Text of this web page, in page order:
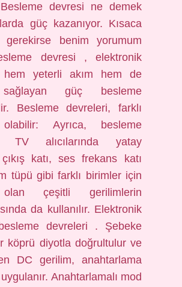
devresi ne demek
güç kazanıyor. Kısaca
gerekirse benim yorumum
devresi , elektronik
hem yeterli akım hem de
güç besleme
Besleme devreleri, farklı
Ayrıca, besleme
TV alıcılarında yatay
katı, ses frekans katı
tüpü gibi farklı birimler için
çeşitli gerilimlerin
da kullanılır. Elektronik
devreleri . Şebeke
köprü diyotla doğrultulur ve
DC gerilim, anahtarlama
Anahtarlamalı mod